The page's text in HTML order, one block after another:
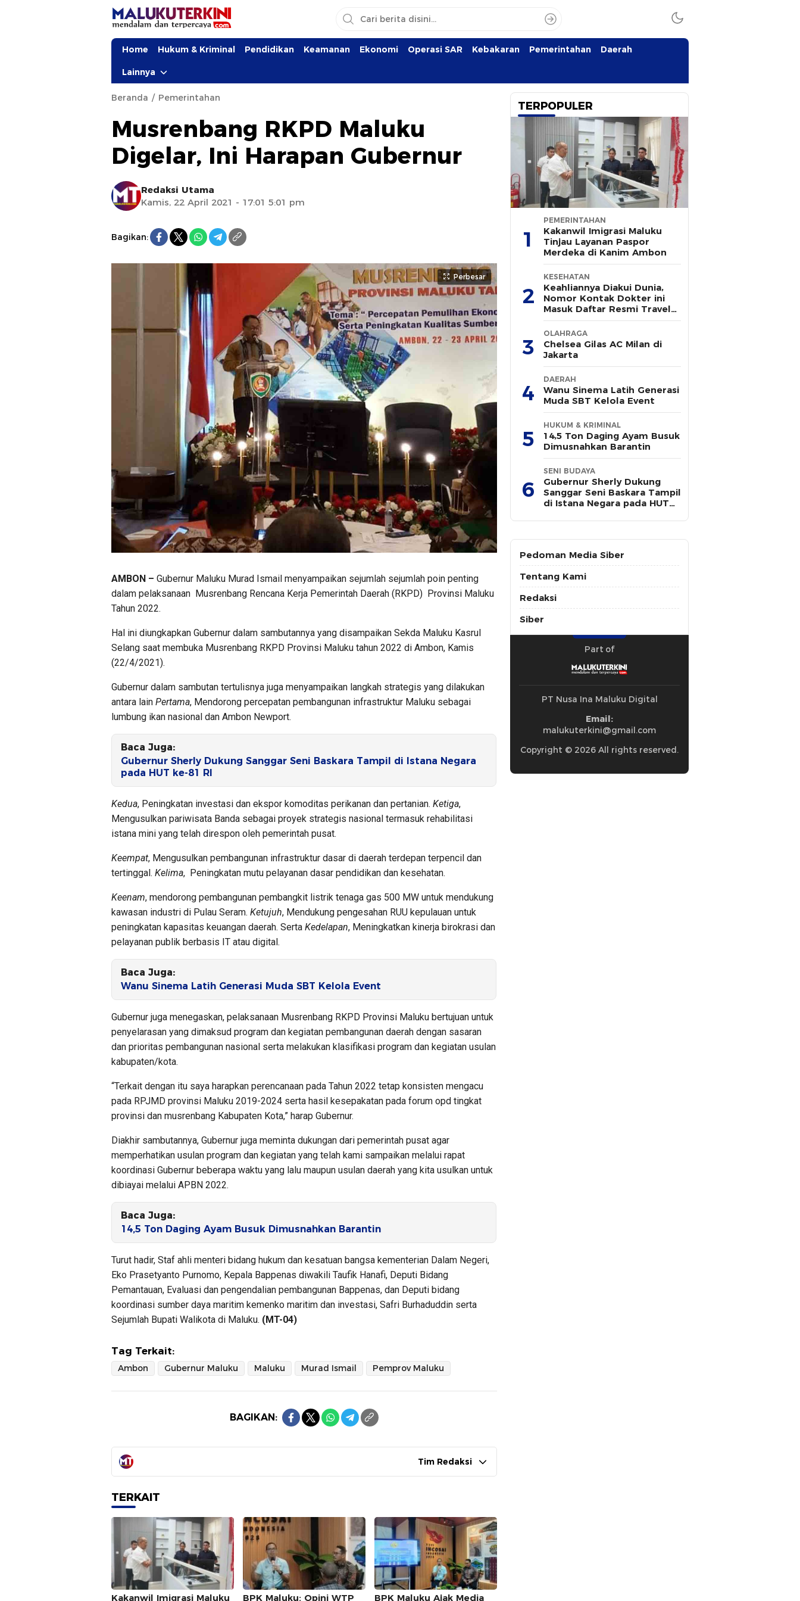
Home Hukum & Kriminal Pendidikan Keamanan Ekonomi Operasi SAR Kebakaran Pemerintahan Daerah
Lainnya
Beranda Pemerintahan
Musrenbang RKPD Maluku
Digelar, Ini Harapan Gubernur
Redaksi Utama
Kamis, 22 April 2021 - 17:01 5:01 pm
Bagikan:
Perbesar
AMBON – Gubernur Maluku Murad Ismail menyampaikan sejumlah sejumlah poin penting
dalam pelaksanaan Musrenbang Rencana Kerja Pemerintah Daerah (RKPD) Provinsi Maluku
Tahun 2022.
Hal ini diungkapkan Gubernur dalam sambutannya yang disampaikan Sekda Maluku Kasrul
Selang saat membuka Musrenbang RKPD Provinsi Maluku tahun 2022 di Ambon, Kamis
(22/4/2021).
Gubernur dalam sambutan tertulisnya juga menyampaikan langkah strategis yang dilakukan
antara lain Pertama, Mendorong percepatan pembangunan infrastruktur Maluku sebagai
lumbung ikan nasional dan Ambon Newport.
Baca Juga:
Gubernur Sherly Dukung Sanggar Seni Baskara Tampil di Istana Negara
pada HUT ke-81 RI
Kedua, Peningkatan investasi dan ekspor komoditas perikanan dan pertanian. Ketiga,
Mengusulkan pariwisata Banda sebagai proyek strategis nasional termasuk rehabilitasi
istana mini yang telah direspon oleh pemerintah pusat.
Keempat, Mengusulkan pembangunan infrastruktur dasar di daerah terdepan terpencil dan
tertinggal. Kelima, Peningkatan mutu pelayanan dasar pendidikan dan kesehatan.
Keenam, mendorong pembangunan pembangkit listrik tenaga gas 500 MW untuk mendukung
kawasan industri di Pulau Seram. Ketujuh, Mendukung pengesahan RUU kepulauan untuk
peningkatan kapasitas keuangan daerah. Serta Kedelapan, Meningkatkan kinerja birokrasi dan
pelayanan publik berbasis IT atau digital.
Baca Juga:
Wanu Sinema Latih Generasi Muda SBT Kelola Event
Gubernur juga menegaskan, pelaksanaan Musrenbang RKPD Provinsi Maluku bertujuan untuk
penyelarasan yang dimaksud program dan kegiatan pembangunan daerah dengan sasaran
dan prioritas pembangunan nasional serta melakukan klasifikasi program dan kegiatan usulan
kabupaten/kota.
“Terkait dengan itu saya harapkan perencanaan pada Tahun 2022 tetap konsisten mengacu
pada RPJMD provinsi Maluku 2019-2024 serta hasil kesepakatan pada forum opd tingkat
provinsi dan musrenbang Kabupaten Kota,” harap Gubernur.
Diakhir sambutannya, Gubernur juga meminta dukungan dari pemerintah pusat agar
memperhatikan usulan program dan kegiatan yang telah kami sampaikan melalui rapat
koordinasi Gubernur beberapa waktu yang lalu maupun usulan daerah yang kita usulkan untuk
dibiayai melalui APBN 2022.
Baca Juga:
14,5 Ton Daging Ayam Busuk Dimusnahkan Barantin
Turut hadir, Staf ahli menteri bidang hukum dan kesatuan bangsa kementerian Dalam Negeri,
Eko Prasetyanto Purnomo, Kepala Bappenas diwakili Taufik Hanafi, Deputi Bidang
Pemantauan, Evaluasi dan pengendalian pembangunan Bappenas, dan Deputi bidang
koordinasi sumber daya maritim kemenko maritim dan investasi, Safri Burhaduddin serta
Sejumlah Bupati Walikota di Maluku. (MT-04)
Tag Terkait:
Ambon Gubernur Maluku Maluku Murad Ismail Pemprov Maluku
BAGIKAN:
Tim Redaksi
TERKAIT
Kakanwil Imigrasi Maluku BPK Maluku: Opini WTP BPK Maluku Ajak Media
TERPOPULER
1
PEMERINTAHAN
Kakanwil Imigrasi Maluku
Tinjau Layanan Paspor
Merdeka di Kanim Ambon
2
KESEHATAN
Keahliannya Diakui Dunia,
Nomor Kontak Dokter ini
Masuk Daftar Resmi Travel
Agent Eropa
3
OLAHRAGA
Chelsea Gilas AC Milan di
Jakarta
4
DAERAH
Wanu Sinema Latih Generasi
Muda SBT Kelola Event
5
HUKUM & KRIMINAL
14,5 Ton Daging Ayam Busuk
Dimusnahkan Barantin
6
SENI BUDAYA
Gubernur Sherly Dukung
Sanggar Seni Baskara Tampil
di Istana Negara pada HUT
Pedoman Media Siber
Tentang Kami
Redaksi
Siber
Part of
PT Nusa Ina Maluku Digital
Email:
malukuterkini@gmail.com
Copyright © 2026 All rights reserved.